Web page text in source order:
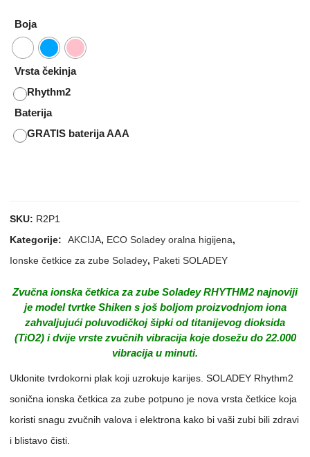
Boja
Vrsta čekinja
Rhythm2
Baterija
GRATIS baterija AAA
SKU: R2P1
Kategorije:
AKCIJA, ECO Soladey oralna higijena,
Ionske četkice za zube Soladey, Paketi SOLADEY
Zvučna ionska četkica za zube Soladey RHYTHM2 najnoviji
je model tvrtke Shiken s još boljom proizvodnjom iona
zahvaljujući poluvodičkoj šipki od titanijevog dioksida
(TiO2) i dvije vrste zvučnih vibracija koje dosežu do 22.000
vibracija u minuti.
Uklonite tvrdokorni plak koji uzrokuje karijes. SOLADEY Rhythm2
sonična ionska četkica za zube potpuno je nova vrsta četkice koja
koristi snagu zvučnih valova i elektrona kako bi vaši zubi bili zdravi
i blistavo čisti.